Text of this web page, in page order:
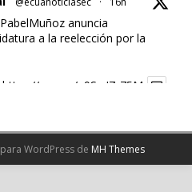
anuncia
a la reelección por la
https://wp.me/p9SwIZ-75M
más
WordPress de MH Themes